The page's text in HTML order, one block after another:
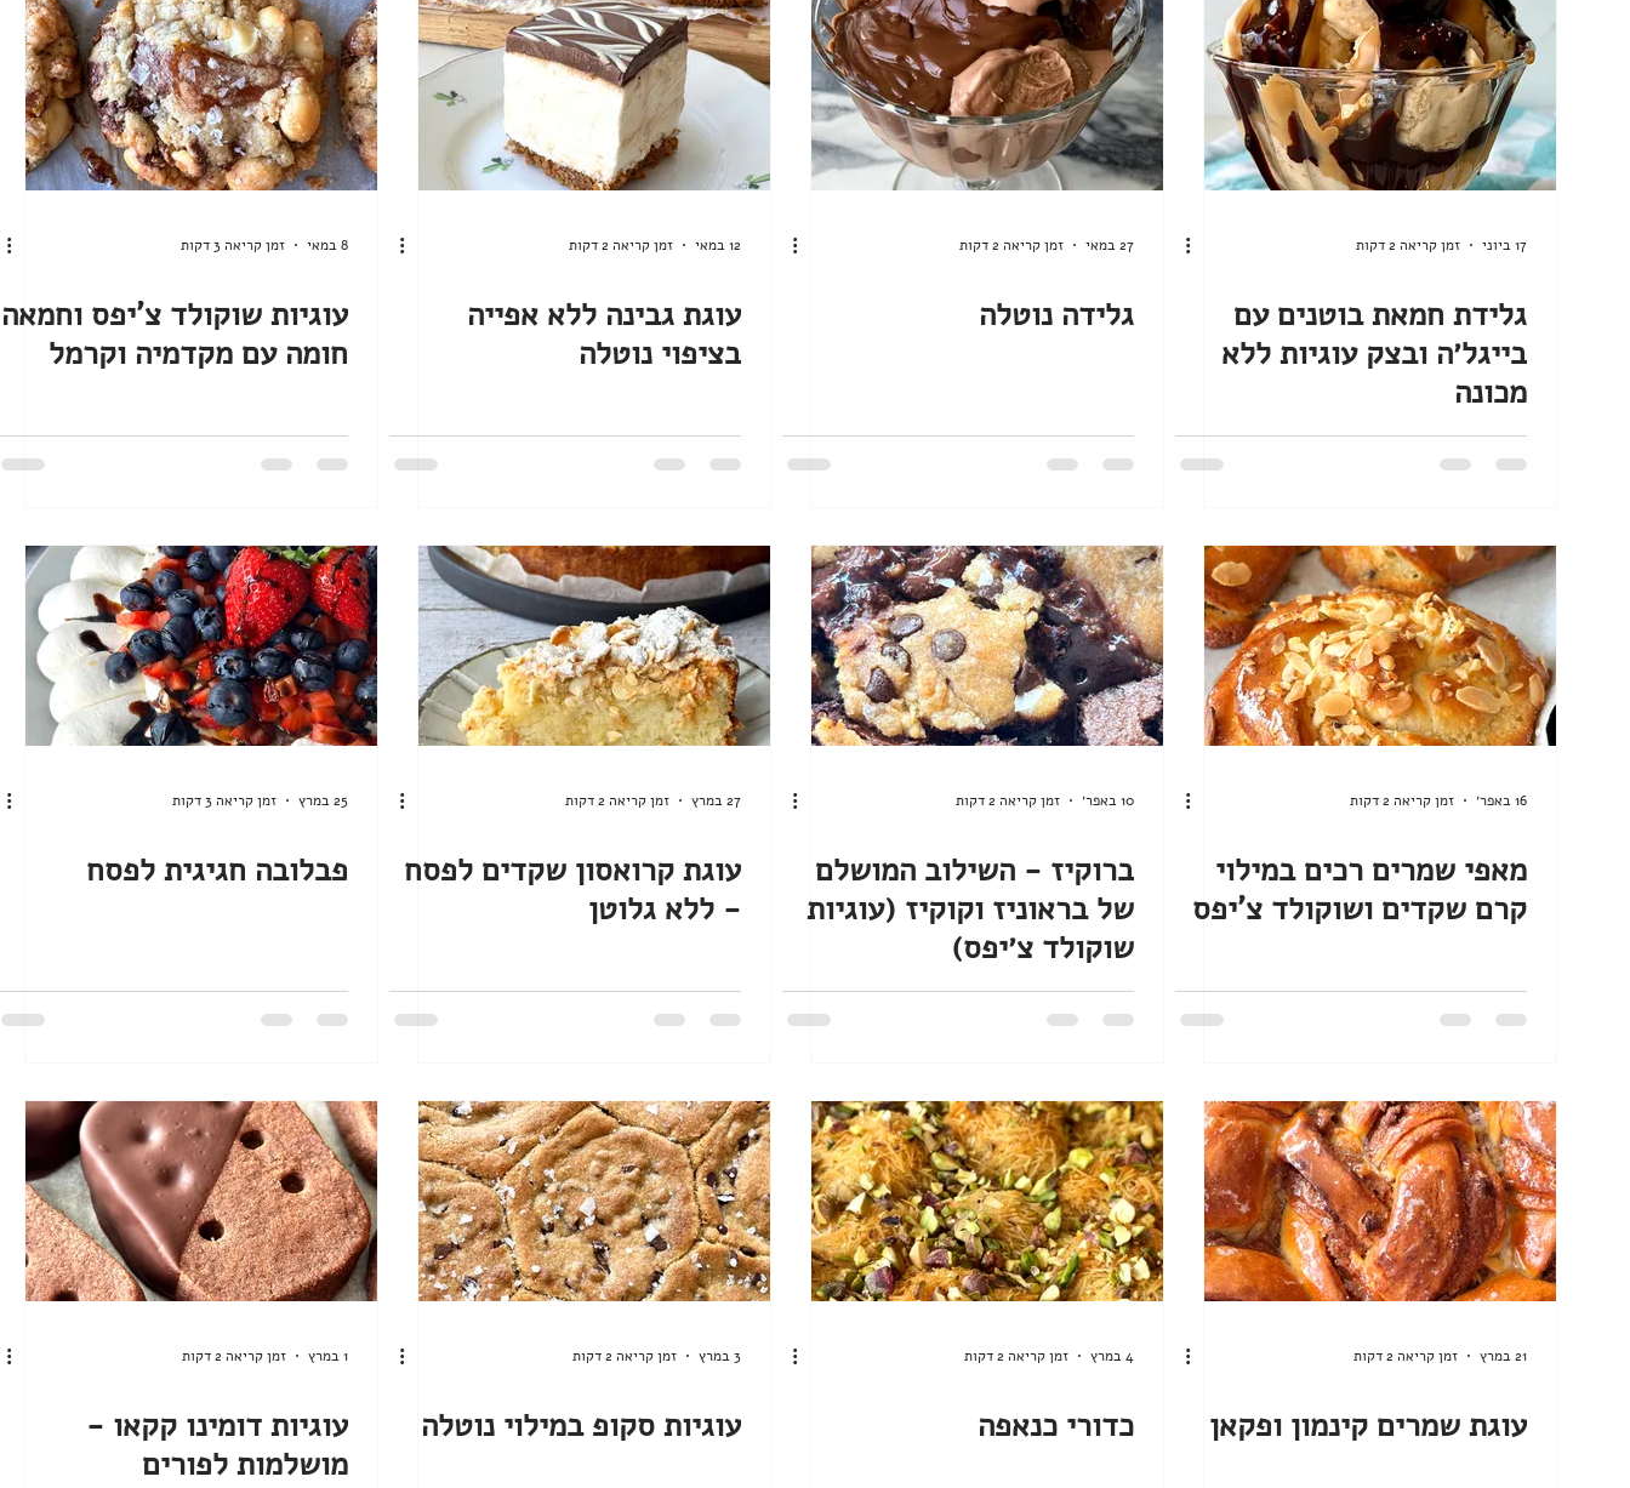
עוגות שמרים עוגות בחושות פאי וטארט קינוחים משקאות מושחתים ללא אפייה
ללא גלוטן ללא מיקסר נומה טבעוני ארוחות בוקר גלידות וקפואים
מתכונים אהובים
17 ביוני זמן קריאה 2 דקות
גלידת חמאת בוטנים עם
בייגל׳ה ובצק עוגיות ללא
מכונה
27 במאי זמן קריאה 2 דקות
גלידה נוטלה
12 במאי זמן קריאה 2 דקות
עוגת גבינה ללא אפייה
בציפוי נוטלה
8 במאי זמן קריאה 3 דקות
עוגיות שוקולד צ'יפס וחמאה
חומה עם מקדמיה וקרמל
16 באפר׳ זמן קריאה 2 דקות
מאפי שמרים רכים במילוי
קרם שקדים ושוקולד צ'יפס
10 באפר׳ זמן קריאה 2 דקות
ברוקיז - השילוב המושלם
של בראוניז וקוקיז (עוגיות
שוקולד צ׳יפס)
27 במרץ זמן קריאה 2 דקות
עוגת קרואסון שקדים לפסח
- ללא גלוטן
25 במרץ זמן קריאה 3 דקות
פבלובה חגיגית לפסח
21 במרץ זמן קריאה 2 דקות
עוגת שמרים קינמון ופקאן
4 במרץ זמן קריאה 2 דקות
כדורי כנאפה
3 במרץ זמן קריאה 2 דקות
עוגיות סקופ במילוי נוטלה
1 במרץ זמן קריאה 2 דקות
עוגיות דומינו קקאו -
מושלמות לפורים